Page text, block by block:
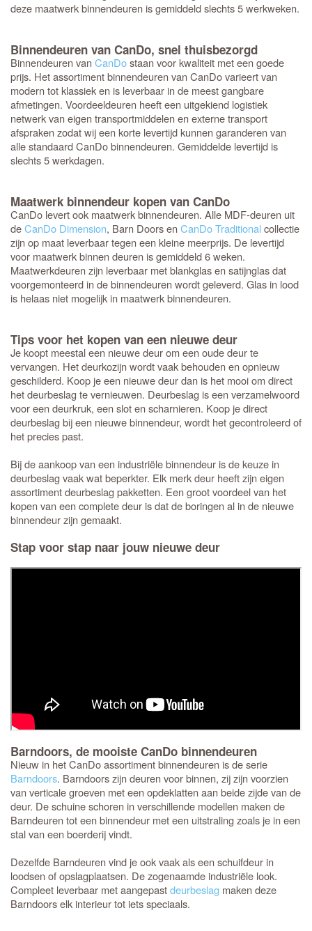
deze maatwerk binnendeuren is gemiddeld slechts 5 werkweken.
Binnendeuren van CanDo, snel thuisbezorgd
Binnendeuren vanCanDostaan voor kwaliteit met een goede
prijs. Het assortiment binnendeuren van CanDo varieert van
modern tot klassiek en is leverbaar in de meest gangbare
afmetingen. Voordeeldeuren heeft een uitgekiend logistiek
netwerk van eigen transportmiddelen en externe transport
afspraken zodat wij een korte levertijd kunnen garanderen van
alle standaard CanDo binnendeuren. Gemiddelde levertijd is
slechts 5 werkdagen.
Maatwerk binnendeur kopen van CanDo
CanDo levert ook maatwerk binnendeuren. Alle MDF-deuren uit
deCanDo Dimension, Barn Doors enCanDo Traditionalcollectie
zijn op maat leverbaar tegen een kleine meerprijs. De levertijd
voor maatwerk binnen deuren is gemiddeld 6 weken.
Maatwerkdeuren zijn leverbaar met blankglas en satijnglas dat
voorgemonteerd in de binnendeuren wordt geleverd. Glas in lood
is helaas niet mogelijk in maatwerk binnendeuren.
Tips voor het kopen van een nieuwe deur
Je koopt meestal een nieuwe deur om een oude deur te
vervangen. Het deurkozijn wordt vaak behouden en opnieuw
geschilderd. Koop je een nieuwe deur dan is het mooi om direct
het deurbeslag te vernieuwen. Deurbeslag is een verzamelwoord
voor een deurkruk, een slot en scharnieren. Koop je direct
deurbeslag bij een nieuwe binnendeur, wordt het gecontroleerd of
het precies past.
Bij de aankoop van een industriële binnendeur is de keuze in
deurbeslag vaak wat beperkter. Elk merk deur heeft zijn eigen
assortiment deurbeslag pakketten. Een groot voordeel van het
kopen van een complete deur is dat de boringen al in de nieuwe
binnendeur zijn gemaakt.
Stap voor stap naar jouw nieuwe deur
Barndoors, de mooiste CanDo binnendeuren
Nieuw in het CanDo assortiment binnendeuren is de serie
Barndoors. Barndoors zijn deuren voor binnen, zij zijn voorzien
van verticale groeven met een opdeklatten aan beide zijde van de
deur. De schuine schoren in verschillende modellen maken de
Barndeuren tot een binnendeur met een uitstraling zoals je in een
stal van een boerderij vindt.
Dezelfde Barndeuren vind je ook vaak als een schuifdeur in
loodsen of opslagplaatsen. De zogenaamde industriële look.
Compleet leverbaar met aangepastdeurbeslag maken deze
Barndoors elk interieur tot iets speciaals.